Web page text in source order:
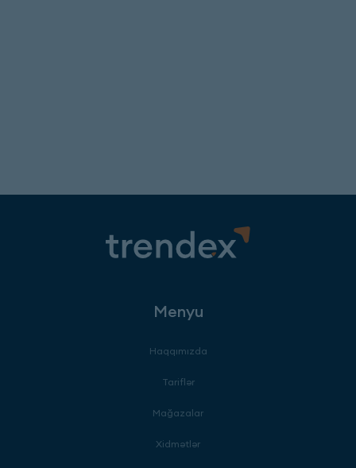
Menyu
Haqqımızda
Tariflər
Mağazalar
Xidmətlər